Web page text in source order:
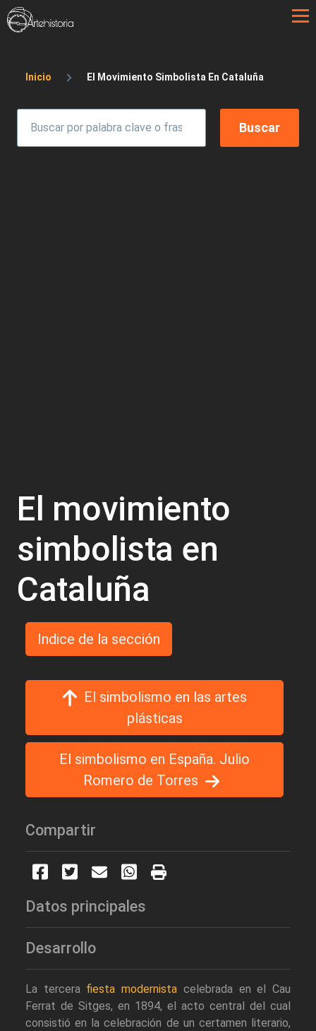
Pasar al contenido principal
Sobrescribir enlaces de ayuda a la
Inicio El Movimiento Simbolista En Cataluña
El movimiento
simbolista en
Cataluña
Indice de la sección
El simbolismo en las artes
plásticas
El simbolismo en España. Julio
Romero de Torres
Compartir
Datos principales
Desarrollo
La tercera fiesta modernista celebrada en el Cau
Ferrat de Sitges, en 1894, el acto central del cual
consistió en la celebración de un certamen literario,